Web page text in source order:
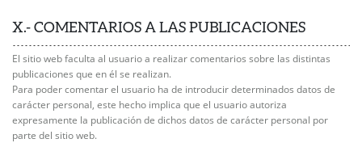
X.- COMENTARIOS A LAS PUBLICACIONES
El sitio web faculta al usuario a realizar comentarios sobre las distintas
publicaciones que en él se realizan.
Para poder comentar el usuario ha de introducir determinados datos de
carácter personal, este hecho implica que el usuario autoriza
expresamente la publicación de dichos datos de carácter personal por
parte del sitio web.